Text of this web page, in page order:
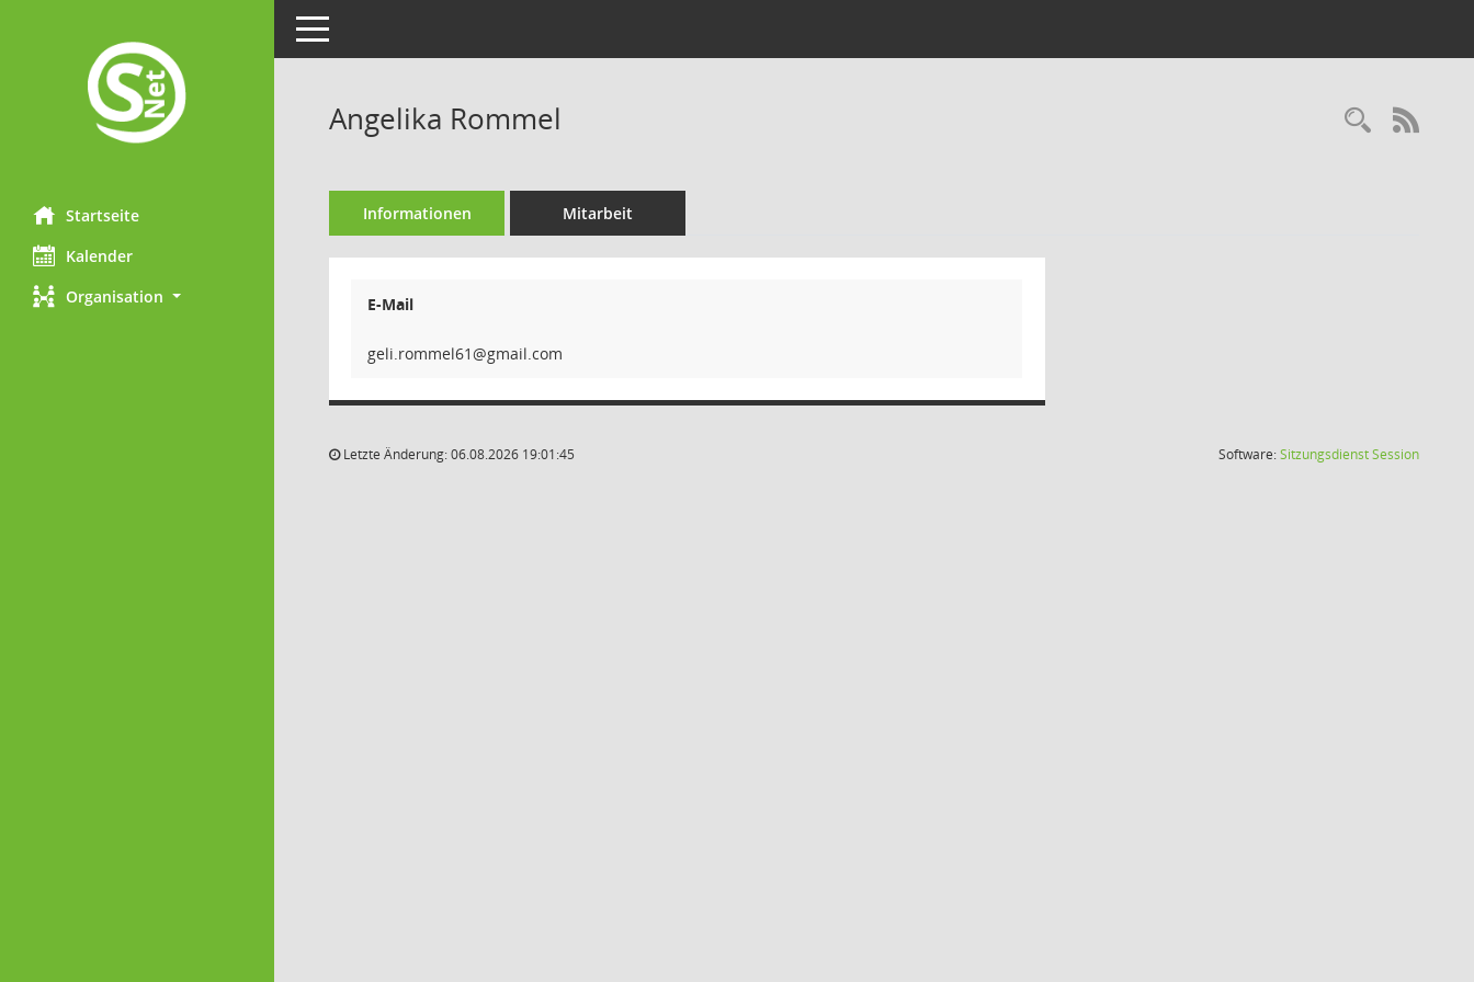
Startseite
Kalender
Organisation
Toggle navigation
Angelika Rommel
Informationen Mitarbeit
E-Mail
16lemm
Letzte Änderung: 06.08.2026 19:01:45 Software:SitzungsdienstSession(Wird in